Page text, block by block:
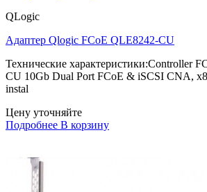
QLogic
Адаптер Qlogic FCoE QLE8242-CU
Технические характеристики:Controller
CU 10Gb Dual Port FCoE & iSCSI CNA, x8
instal
Цену уточняйте
Подробнее В корзину